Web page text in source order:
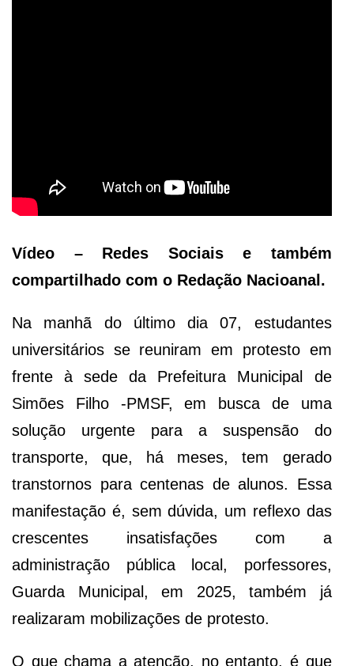
Vídeo – Redes Sociais e também
compartilhado com o Redação Nacioanal.
Na manhã do último dia 07, estudantes
universitários se reuniram em protesto em
frente à sede da Prefeitura Municipal de
Simões Filho -PMSF, em busca de uma
solução urgente para a suspensão do
transporte, que, há meses, tem gerado
transtornos para centenas de alunos. Essa
manifestação é, sem dúvida, um reflexo das
crescentes insatisfações com a
administração pública local, porfessores,
Guarda Municipal, em 2025, também já
realizaram mobilizações de protesto.
O que chama a atenção, no entanto, é que